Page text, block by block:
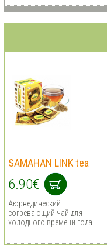
SAMAHAN LINK tea
6.90€
Аюрведический
согревающий чай для
холодного времени года